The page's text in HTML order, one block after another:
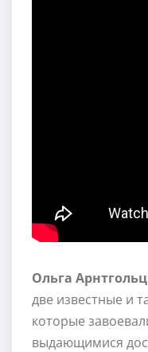
Ольга Арнтгольц
две известные и
которые
выдающимися